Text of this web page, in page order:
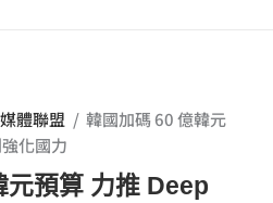
媒體聯盟 / 韓國加碼 60 億韓元
化國力
元預算 力推 Deep